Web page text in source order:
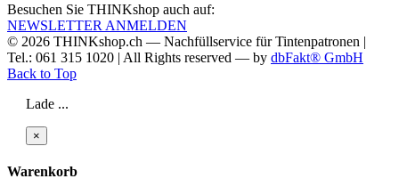
Besuchen Sie THINKshop auch auf:
NEWSLETTER ANMELDEN
© 2026 THINKshop.ch — Nachfüllservice fürTintenpatronen |
Tel.: 061 315 1020 | All Rights reserved — by dbFakt® GmbH
Back to Top
Lade ...
×
Warenkorb